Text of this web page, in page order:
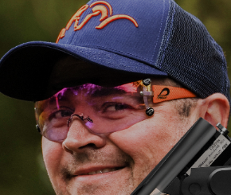
2026 – eine exklusive Serie von
die an vier
in Deutschland ausgetragen wird. Der
aller Klassen die Möglichkeit, ihre
Wettkampf unter Beweis zu stellen.